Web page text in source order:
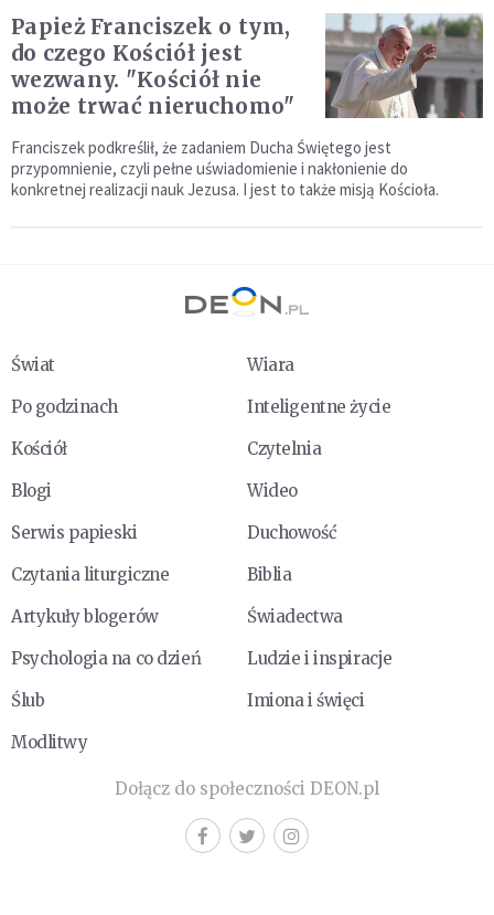
Papież Franciszek o tym,
do czego Kościół jest
wezwany. "Kościół nie
może trwać nieruchomo"
Franciszek podkreślił, że zadaniem Ducha Świętego jest
przypomnienie, czyli pełne uświadomienie i nakłonienie do
konkretnej realizacji nauk Jezusa. I jest to także misją Kościoła.
Świat
Wiara
Po godzinach
Inteligentne życie
Kościół
Czytelnia
Blogi
Wideo
Serwis papieski
Duchowość
Czytania liturgiczne
Biblia
Artykuły blogerów
Świadectwa
Psychologia na co dzień
Ludzie i inspiracje
Ślub
Imiona i święci
Modlitwy
Dołącz do społeczności DEON.pl